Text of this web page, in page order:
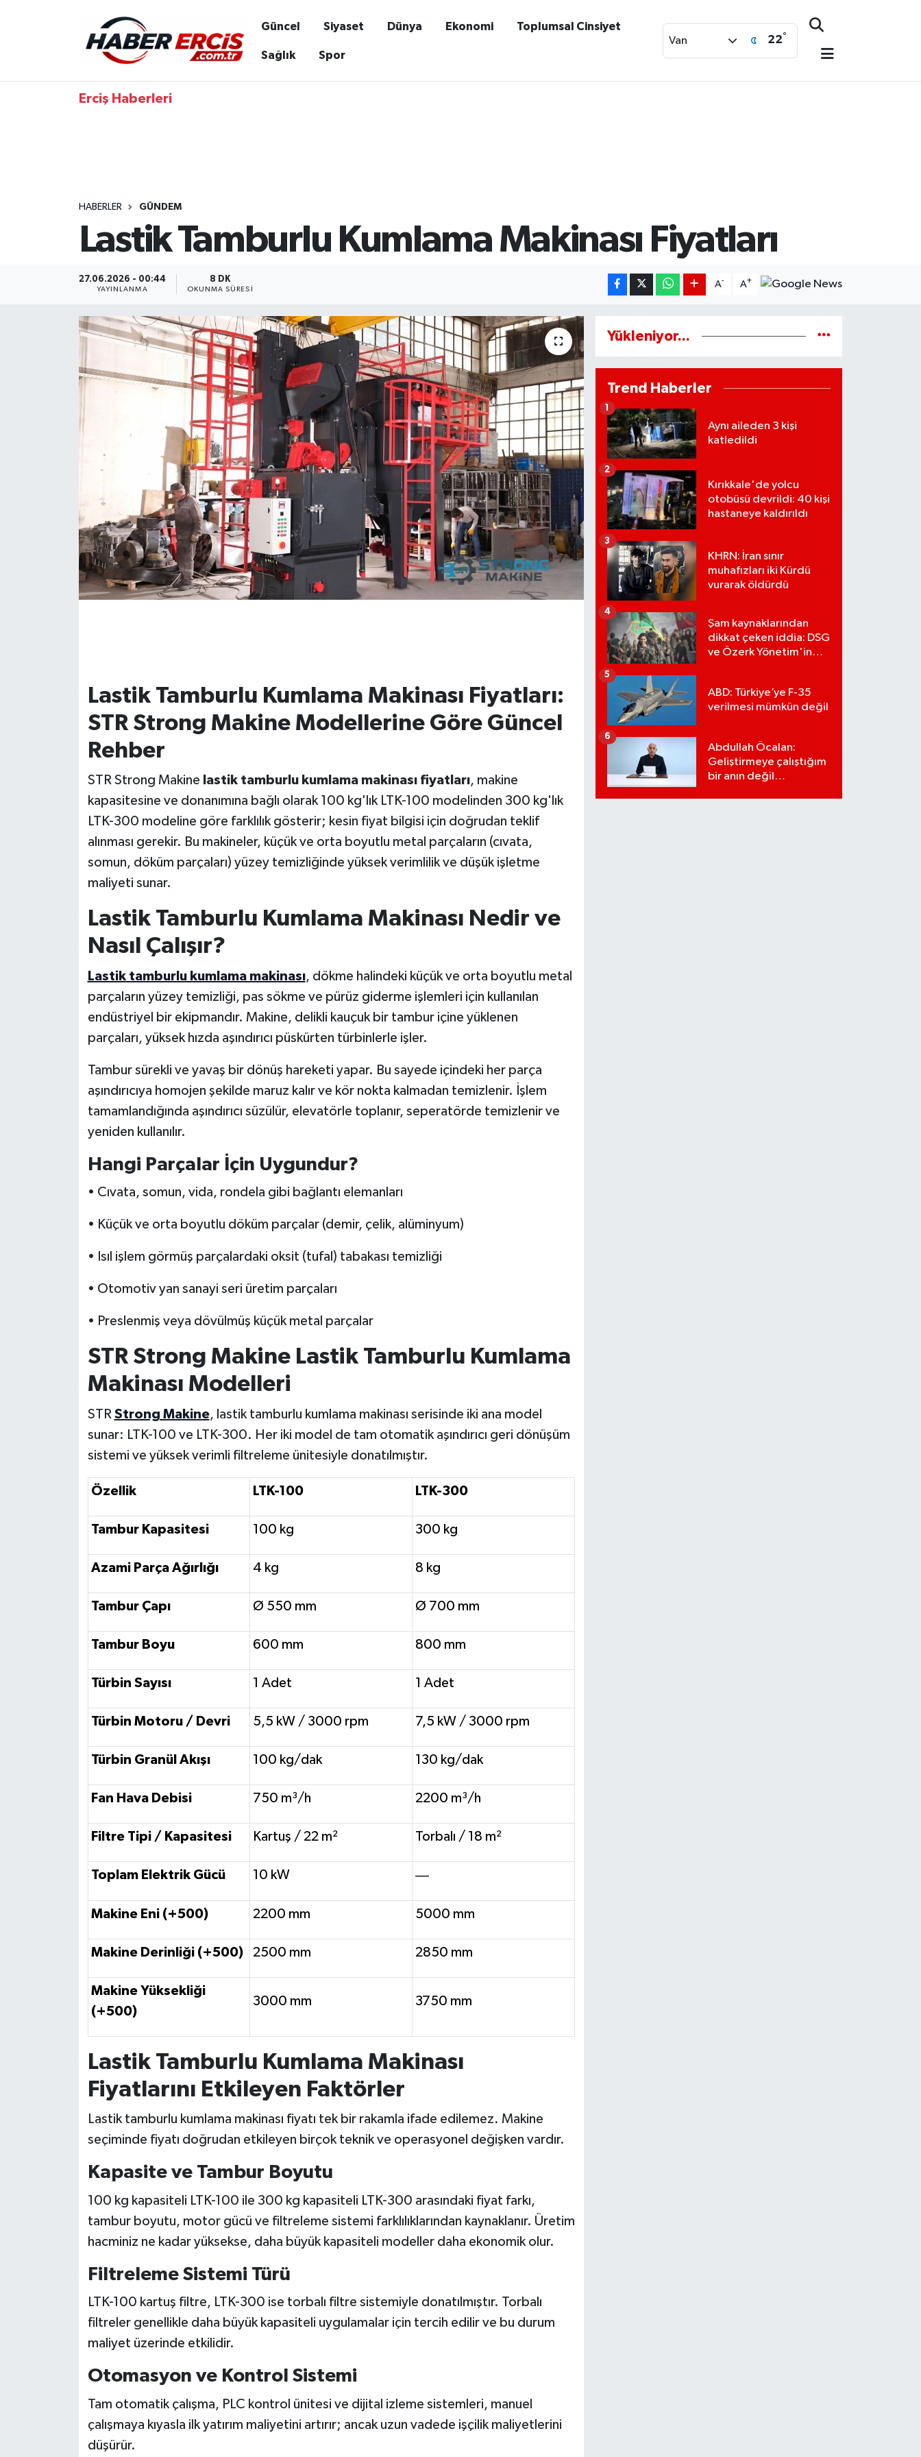
Güncel Siyaset Dünya Ekonomi Toplumsal Cinsiyet
Sağlık Spor
Van 22°
Erciş Haberleri
HABERLER GÜNDEM
Lastik Tamburlu Kumlama Makinası Fiyatları
27.06.2026 - 00:44
YAYINLANMA
8 DK
OKUNMA SÜRESI
A- A+
Lastik Tamburlu Kumlama Makinası Fiyatları:
STR Strong Makine Modellerine Göre Güncel
Rehber
STR Strong Makine lastik tamburlu kumlama makinası fiyatları, makine
kapasitesine ve donanımına bağlı olarak 100 kg'lık LTK-100 modelinden 300 kg'lık
LTK-300 modeline göre farklılık gösterir; kesin fiyat bilgisi için doğrudan teklif
alınması gerekir. Bu makineler, küçük ve orta boyutlu metal parçaların (cıvata,
somun, döküm parçaları) yüzey temizliğinde yüksek verimlilik ve düşük işletme
maliyeti sunar.
Lastik Tamburlu Kumlama Makinası Nedir ve
Nasıl Çalışır?
Lastik tamburlu kumlama makinası, dökme halindeki küçük ve orta boyutlu metal
parçaların yüzey temizliği, pas sökme ve pürüz giderme işlemleri için kullanılan
endüstriyel bir ekipmandır. Makine, delikli kauçuk bir tambur içine yüklenen
parçaları, yüksek hızda aşındırıcı püskürten türbinlerle işler.
Tambur sürekli ve yavaş bir dönüş hareketi yapar. Bu sayede içindeki her parça
aşındırıcıya homojen şekilde maruz kalır ve kör nokta kalmadan temizlenir. İşlem
tamamlandığında aşındırıcı süzülür, elevatörle toplanır, seperatörde temizlenir ve
yeniden kullanılır.
Hangi Parçalar İçin Uygundur?
• Cıvata, somun, vida, rondela gibi bağlantı elemanları
• Küçük ve orta boyutlu döküm parçalar (demir, çelik, alüminyum)
• Isıl işlem görmüş parçalardaki oksit (tufal) tabakası temizliği
• Otomotiv yan sanayi seri üretim parçaları
• Preslenmiş veya dövülmüş küçük metal parçalar
STR Strong Makine Lastik Tamburlu Kumlama
Makinası Modelleri
STR Strong Makine, lastik tamburlu kumlama makinası serisinde iki ana model
sunar: LTK-100 ve LTK-300. Her iki model de tam otomatik aşındırıcı geri dönüşüm
sistemi ve yüksek verimli filtreleme ünitesiyle donatılmıştır.
Özellik LTK-100 LTK-300
Tambur Kapasitesi 100 kg 300 kg
Azami Parça Ağırlığı 4 kg 8 kg
Tambur Çapı Ø 550 mm Ø 700 mm
Tambur Boyu 600 mm 800 mm
Türbin Sayısı 1 Adet 1 Adet
Türbin Motoru / Devri 5,5 kW / 3000 rpm 7,5 kW / 3000 rpm
Türbin Granül Akışı 100 kg/dak 130 kg/dak
Fan Hava Debisi 750 m³/h 2200 m³/h
Filtre Tipi / Kapasitesi Kartuş / 22 m² Torbalı / 18 m²
Toplam Elektrik Gücü 10 kW —
Makine Eni (+500) 2200 mm 5000 mm
Makine Derinliği (+500) 2500 mm 2850 mm
Makine Yüksekliği
(+500)
3000 mm 3750 mm
Lastik Tamburlu Kumlama Makinası
Fiyatlarını Etkileyen Faktörler
Lastik tamburlu kumlama makinası fiyatı tek bir rakamla ifade edilemez. Makine
seçiminde fiyatı doğrudan etkileyen birçok teknik ve operasyonel değişken vardır.
Kapasite ve Tambur Boyutu
100 kg kapasiteli LTK-100 ile 300 kg kapasiteli LTK-300 arasındaki fiyat farkı,
tambur boyutu, motor gücü ve filtreleme sistemi farklılıklarından kaynaklanır. Üretim
hacminiz ne kadar yüksekse, daha büyük kapasiteli modeller daha ekonomik olur.
Filtreleme Sistemi Türü
LTK-100 kartuş filtre, LTK-300 ise torbalı filtre sistemiyle donatılmıştır. Torbalı
filtreler genellikle daha büyük kapasiteli uygulamalar için tercih edilir ve bu durum
maliyet üzerinde etkilidir.
Otomasyon ve Kontrol Sistemi
Tam otomatik çalışma, PLC kontrol ünitesi ve dijital izleme sistemleri, manuel
çalışmaya kıyasla ilk yatırım maliyetini artırır; ancak uzun vadede işçilik maliyetlerini
düşürür.
Yükleniyor...
Trend Haberler
Aynı aileden 3 kişi
katledildi
1
Kırıkkale'de yolcu
otobüsü devrildi: 40 kişi
hastaneye kaldırıldı
2
KHRN: İran sınır
muhafızları iki Kürdü
vurarak öldürdü
3
Şam kaynaklarından
dikkat çeken iddia: DSG
ve Özerk Yönetim'in
4
ABD: Türkiye’ye F-35
verilmesi mümkün değil
5
Abdullah Öcalan:
Geliştirmeye çalıştığım
bir anın değil
6